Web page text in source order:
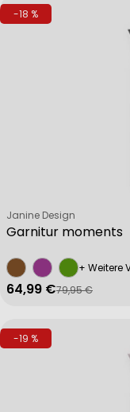
-18 %
Garnitur moments
Verkäufer:
Janine Design
+ Weitere
Verkaufspreis
64,99 €
Regulärer Preis
79,95 €
-19 %